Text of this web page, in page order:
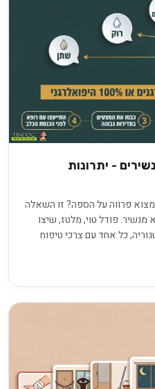
- יתרונות
פרווה על הספה? זו השאלה
פודל טוי, מלטז, שיצו
כל אחד עם צרכי טיפוח